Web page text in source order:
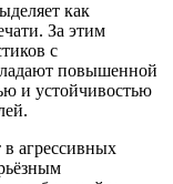
как
За этим
с
повышенной
и устойчивостью
агрессивных